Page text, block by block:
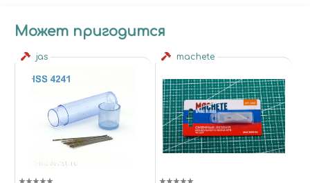
Может пригодится
jas machete